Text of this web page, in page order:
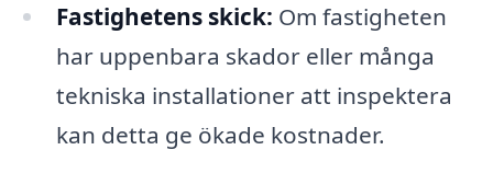
Fastighetens skick: Om fastigheten
har uppenbara skador eller många
tekniska installationer att inspektera
kan detta ge ökade kostnader.